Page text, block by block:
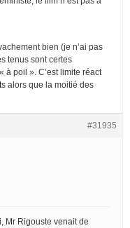
bien (je n’ai pas
tenus sont certes
à poil ». C’est limite réact
alors que la moitié des
#31935
Mr Rigouste venait de